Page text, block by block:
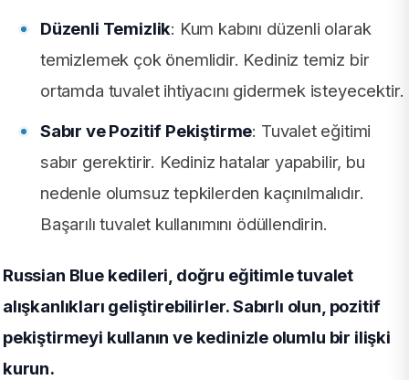
Düzenli Temizlik: Kum kabını düzenli olarak
temizlemek çok önemlidir. Kediniz temiz bir
ortamda tuvalet ihtiyacını gidermek isteyecektir.
Sabır ve Pozitif Pekiştirme: Tuvalet eğitimi
sabır gerektirir. Kediniz hatalar yapabilir, bu
nedenle olumsuz tepkilerden kaçınılmalıdır.
Başarılı tuvalet kullanımını ödüllendirin.
Russian Blue kedileri, doğru eğitimle tuvalet
alışkanlıkları geliştirebilirler. Sabırlı olun, pozitif
pekiştirmeyi kullanın ve kedinizle olumlu bir ilişki
kurun.